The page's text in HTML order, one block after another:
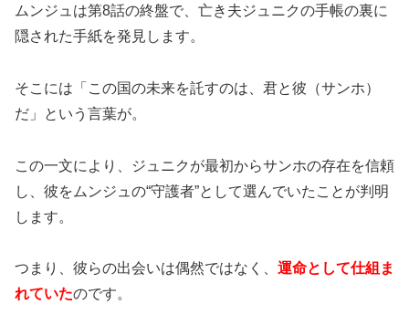
ムンジュは第8話の終盤で、亡き夫ジュニクの手帳の裏に
隠された手紙を発見します。
そこには「この国の未来を託すのは、君と彼（サンホ）
だ」という言葉が。
この一文により、ジュニクが最初からサンホの存在を信頼
し、彼をムンジュの“守護者”として選んでいたことが判明
します。
つまり、彼らの出会いは偶然ではなく、 運命として仕組ま
れていたのです。